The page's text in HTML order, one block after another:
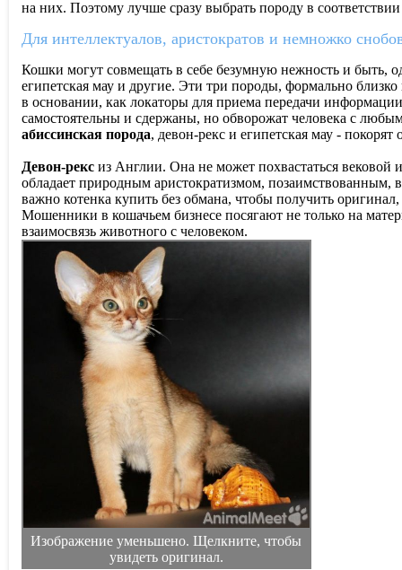
на них. Поэтому лучше сразу выбрать породу в
Для интеллектуалов, аристократов и немножко
Кошки могут совмещать в себе безумную нежность и быть,
египетская мау и другие. Эти три породы, формально
в основании, как локаторы для приема передачи
самостоятельны и сдержаны, но обворожат человека с
абиссинская порода, девон-рекс и египетская мау -
Девон-рекс из Англии. Она не может похвастаться
обладает природным аристократизмом, позаимствованным,
важно котенка купить без обмана, чтобы получить
Мошенники в кошачьем бизнесе посягают не только на
взаимосвязь животного с человеком.
Изображение уменьшено. Щелкните, чтобы
увидеть оригинал.